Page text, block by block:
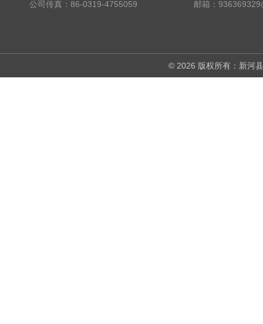
公司传真：86-0319-4755059 邮箱：
© 2026 版权所有：新河